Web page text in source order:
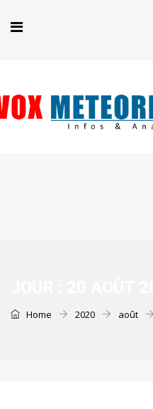
Home 2020 août